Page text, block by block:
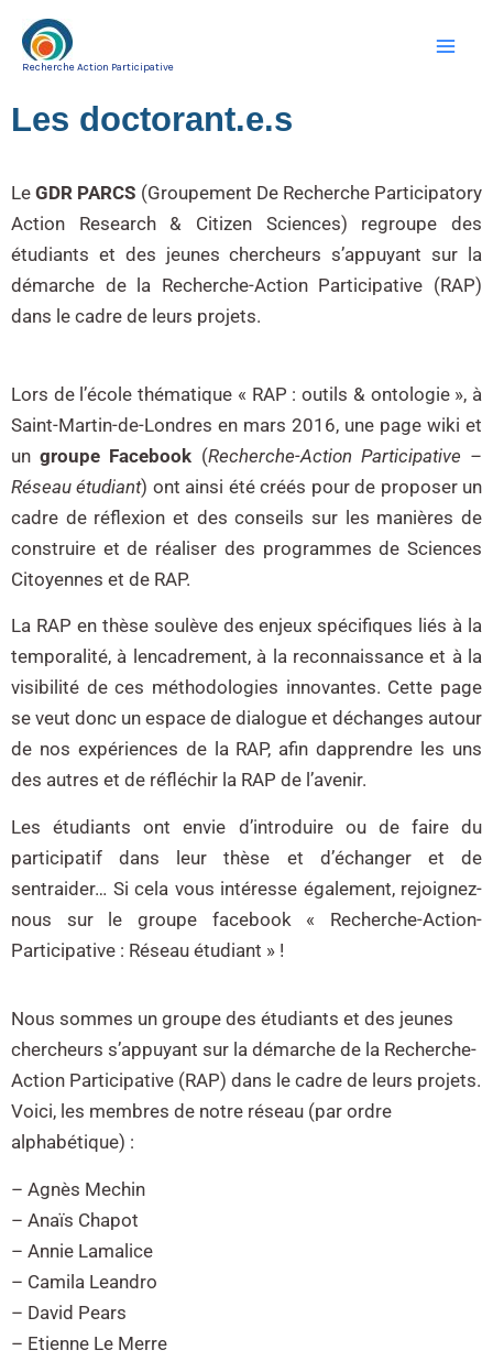
contenu
Recherche Action Participative
Les doctorant.e.s
LeGDR PARCS (Groupement De Recherche Participatory
Action Research & Citizen Sciences) regroupe des
étudiants et des jeunes chercheurs s’appuyant sur la
démarche de la Recherche-Action Participative (RAP)
dans le cadre de leurs projets.
Lors de l’école thématique « RAP : outils & ontologie », à
Saint-Martin-de-Londres en mars 2016, une page wiki et
ungroupe Facebook (Recherche-Action Participative –
Réseau étudiant) ont ainsi été créés pour de proposer un
cadre de réflexion et des conseils sur les manières de
construire et de réaliser des programmes de Sciences
Citoyennes et de RAP.
La RAP en thèse soulève des enjeux spécifiques liés à la
temporalité, à lencadrement, à la reconnaissance et à la
visibilité de ces méthodologies innovantes. Cette page
se veut donc un espace de dialogue et déchanges autour
de nos expériences de la RAP, afin dapprendre les uns
des autres et de réfléchir la RAP de l’avenir.
Les étudiants ont envie d’introduire ou de faire du
participatif dans leur thèse et d’échanger et de
sentraider… Si cela vous intéresse également, rejoignez-
nous sur le groupe facebook « Recherche-Action-
Participative : Réseau étudiant » !
Nous sommes un groupe des étudiants et des jeunes
chercheurs s’appuyant sur la démarche de la Recherche-
Action Participative (RAP) dans le cadre de leurs projets.
Voici, les membres de notre réseau (par ordre
alphabétique) :
– Agnès Mechin
– Anaïs Chapot
– Annie Lamalice
– Camila Leandro
– David Pears
– Etienne Le Merre